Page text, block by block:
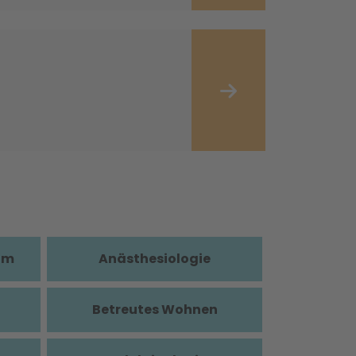
Anästhesiologie
Betreutes Wohnen